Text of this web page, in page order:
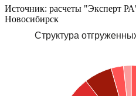
Источник: расчеты "Эксперт
Новосибирск
Структура